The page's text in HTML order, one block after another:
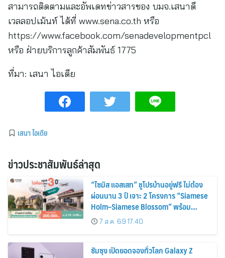
สามารถติดตามและอัพเดทข่าวสารของ บมจ.เสนาดี
เวลลอปเม้นท์ ได้ที่ www.sena.co.th หรือ
https://www.facebook.com/senadevelopmentpcl
หรือ ฝ่ายบริการลูกค้าสัมพันธ์ 1775
ที่มา: เสนา ไอเดีย
เสนา ไอเดีย
ข่าวประชาสัมพันธ์ล่าสุด
“ไซมิส แอสเสท” ชูโปรบ้านอยู่ฟรี ไม่ต้อง
ผ่อนนาน 3 ปี เจาะ 2 โครงการ “Siamese
Holm–Siamese Blossom” พร้อม
ส่วนลดและสิทธิพิเศษถึง 31 สิงหาคม
2569
7 ส.ค. 69 17:40
ซัมซุง เปิดยอดจองทั่วโลก Galaxy Z